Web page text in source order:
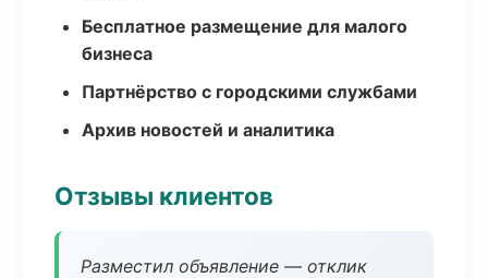
Бесплатное размещение для малого
бизнеса
Партнёрство с городскими службами
Архив новостей и аналитика
Отзывы клиентов
Разместил объявление — отклик